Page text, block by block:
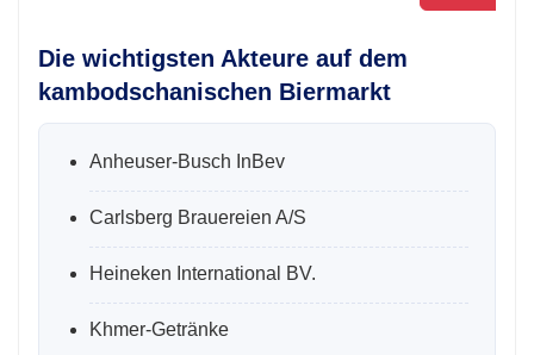
Die wichtigsten Akteure auf dem
kambodschanischen Biermarkt
Anheuser-Busch InBev
Carlsberg Brauereien A/S
Heineken International BV.
Khmer-Getränke